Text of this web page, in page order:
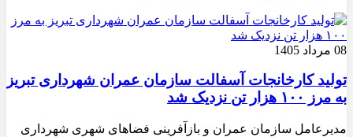
08 مرداد 1405
تولید کارخانجات آسفالت سازمان عمران شهرداری تبریز
به مرز ۱۰۰ هزار تن نزدیک شد
مدیرعامل سازمان عمران و بازآفرینی فضاهای شهری شهرداری